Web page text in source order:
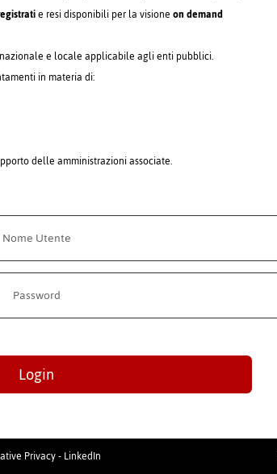
e resi disponibili per la visioneon demand
e locale applicabile agli enti pubblici.
in materia di:
delle amministrazioni associate.
Login
Privacy-LinkedIn